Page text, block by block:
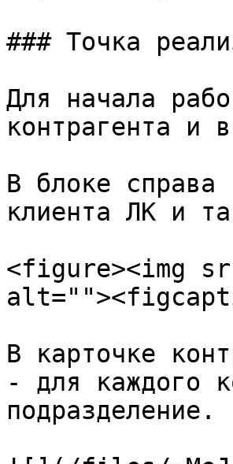
### Точка
Для начала
контрагента и
В блоке справа
клиента ЛК и
<figure><img
В карточке
- для каждого
подразделение.